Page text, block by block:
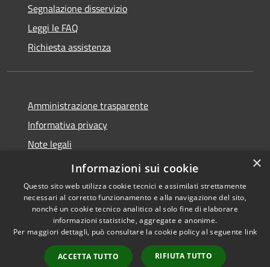
Segnalazione disservizio
Leggi le FAQ
Richiesta assistenza
Amministrazione trasparente
Informativa privacy
Note legali
Dichiarazione di accessibilità
Accessibilità
Copyright © 2026 • Comune di
Maniace • Powered by
Municipium•
Accesso
×
Informazioni sui cookie
Questo sito web utilizza cookie tecnici e assimilati strettamente
necessari al corretto funzionamento e alla navigazione del sito,
nonché un cookie tecnico analitico al solo fine di elaborare
informazioni statistiche, aggregate e anonime.
Per maggiori dettagli, può consultare la cookie policy al seguente link
ACCETTA TUTTO RIFIUTA TUTTO